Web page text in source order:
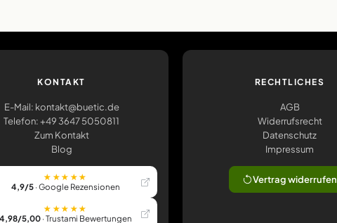
KONTAKT
E-Mail: kontakt@buetic.de
Telefon: +49 3647 5050811
Zum Kontakt
Blog
★★★★★
4,9/5 · Google Rezensionen
★★★★★
4,98/5,00 · Trustami Bewertungen
RECHTLICHES
AGB
Widerrufsrecht
Datenschutz
Impressum
Vertrag widerrufen